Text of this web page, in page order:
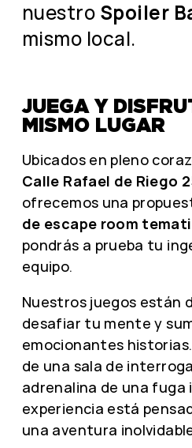
nuestro Spoiler
mismo local.
JUEGA Y
MISMO LUGAR
Ubicados en pleno
Calle Rafael de Riego
ofrecemos una
de escape room
pondrás a prueba tu
equipo.
Nuestros juegos están
desafiar tu mente y
emocionantes
de una sala de
adrenalina de una fuga
experiencia está
una aventura